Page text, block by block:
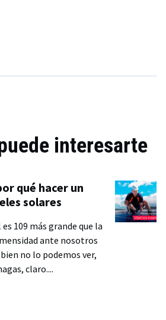
interesarte
qué hacer un
solares
es 109 más grande que la
ante nosotros
no lo podemos ver,
claro....